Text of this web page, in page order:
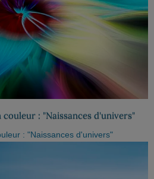
: "Naissances d'univers"
: "Naissances d'univers"